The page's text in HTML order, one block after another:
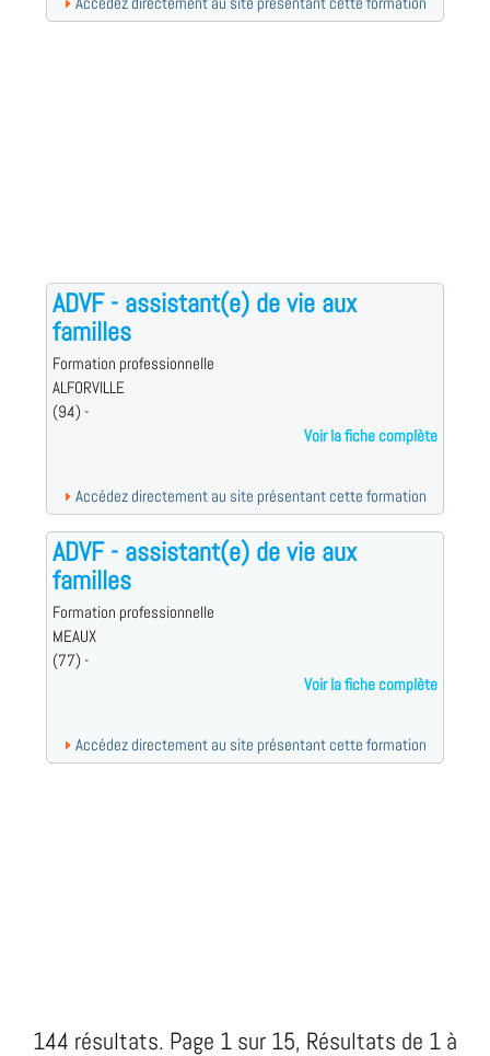
ADVF - assistant(e) de vie aux
familles
Formation professionnelle
ALFORVILLE
(94) -
Voir la fiche complète
Accédez directement au site présentant cette formation
ADVF - assistant(e) de vie aux
familles
Formation professionnelle
MEAUX
(77) -
Voir la fiche complète
Accédez directement au site présentant cette formation
144 résultats. Page 1 sur 15, Résultats de 1 à